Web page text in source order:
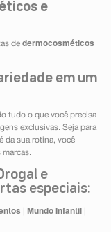
e
de dermocosméticos
em um
tudo o que você precisa
exclusivas. Seja para
da sua rotina, você
e
especiais:
Mundo Infantil